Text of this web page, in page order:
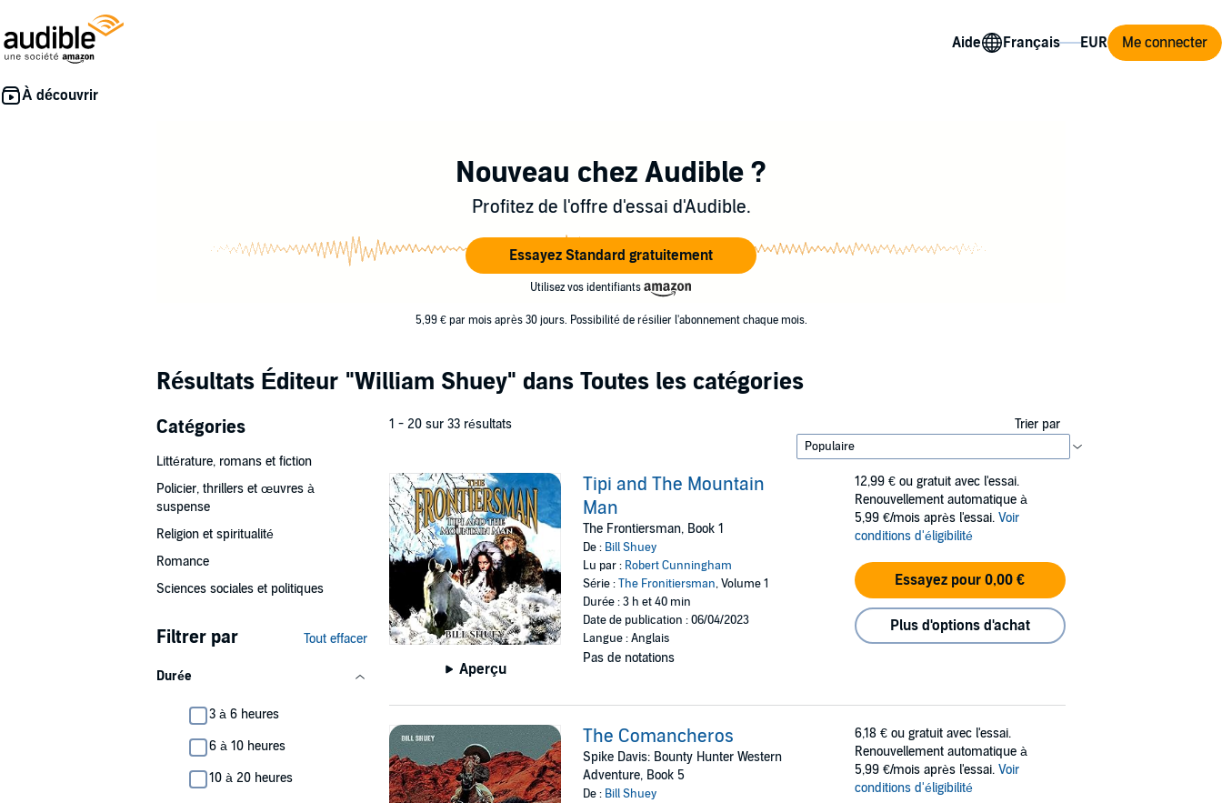
Aide Me connecter
Nouveau chez Audible ?
Profitez de l'offre d'essai d'Audible.
Essayez Standard gratuitement
Utilisez vos identifiants
5,99 € par mois après 30 jours. Possibilité de résilier l'abonnement chaque mois.
Résultats Éditeur "William Shuey" dans Toutes les catégories
Catégories
Littérature, romans et fiction
Policier, thrillers et œuvres à
suspense
Religion et spiritualité
Romance
Sciences sociales et politiques
Filtrer par Tout effacer
Durée
3 à 6 heures
6 à 10 heures
10 à 20 heures
1 - 20 sur 33 résultats Trier par
Aperçu
Tipi and The Mountain
Man
The Frontiersman, Book 1
De : Bill Shuey
Lu par : Robert Cunningham
Série :The Fronitiersman, Volume 1
Durée : 3 h et 40 min
Date de publication : 06/04/2023
Langue : Anglais
Pas de notations
12,99 € ou gratuit avec l'essai.
Renouvellement automatique à
5,99 €/mois après l'essai. Voir
conditions d'éligibilité
Essayez pour 0,00 €
Plus d'options d'achat
The Comancheros
Spike Davis: Bounty Hunter Western
Adventure, Book 5
De : Bill Shuey
6,18 € ou gratuit avec l'essai.
Renouvellement automatique à
5,99 €/mois après l'essai. Voir
conditions d'éligibilité